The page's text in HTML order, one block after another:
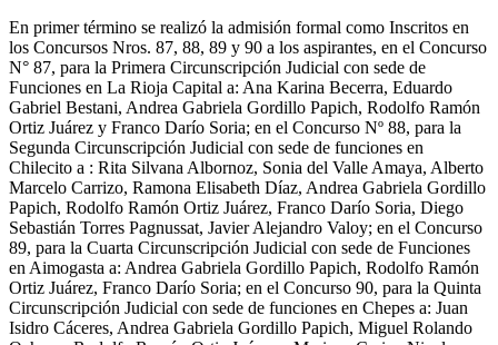
En primer término se realizó la admisión formal como Inscritos en
los Concursos Nros. 87, 88, 89 y 90 a los aspirantes, en el Concurso
N° 87, para la Primera Circunscripción Judicial con sede de
Funciones en La Rioja Capital a: Ana Karina Becerra, Eduardo
Gabriel Bestani, Andrea Gabriela Gordillo Papich, Rodolfo Ramón
Ortiz Juárez y Franco Darío Soria; en el Concurso Nº 88, para la
Segunda Circunscripción Judicial con sede de funciones en
Chilecito a : Rita Silvana Albornoz, Sonia del Valle Amaya, Alberto
Marcelo Carrizo, Ramona Elisabeth Díaz, Andrea Gabriela Gordillo
Papich, Rodolfo Ramón Ortiz Juárez, Franco Darío Soria, Diego
Sebastián Torres Pagnussat, Javier Alejandro Valoy; en el Concurso
89, para la Cuarta Circunscripción Judicial con sede de Funciones
en Aimogasta a: Andrea Gabriela Gordillo Papich, Rodolfo Ramón
Ortiz Juárez, Franco Darío Soria; en el Concurso 90, para la Quinta
Circunscripción Judicial con sede de funciones en Chepes a: Juan
Isidro Cáceres, Andrea Gabriela Gordillo Papich, Miguel Rolando